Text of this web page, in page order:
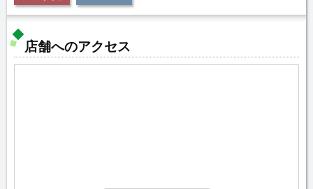
店舗へのアクセス